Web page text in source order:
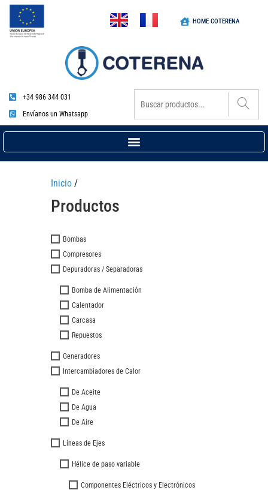
HOME COTERENA
+34 986 344 031
Envíanos un Whatsapp
Inicio /
Productos
Bombas
Compresores
Depuradoras / Separadoras
Bomba de Alimentación
Calentador
Carcasa
Repuestos
Generadores
Intercambiadores de Calor
De Aceite
De Agua
De Aire
Líneas de Ejes
Hélice de paso variable
Componentes Eléctricos y Electrónicos